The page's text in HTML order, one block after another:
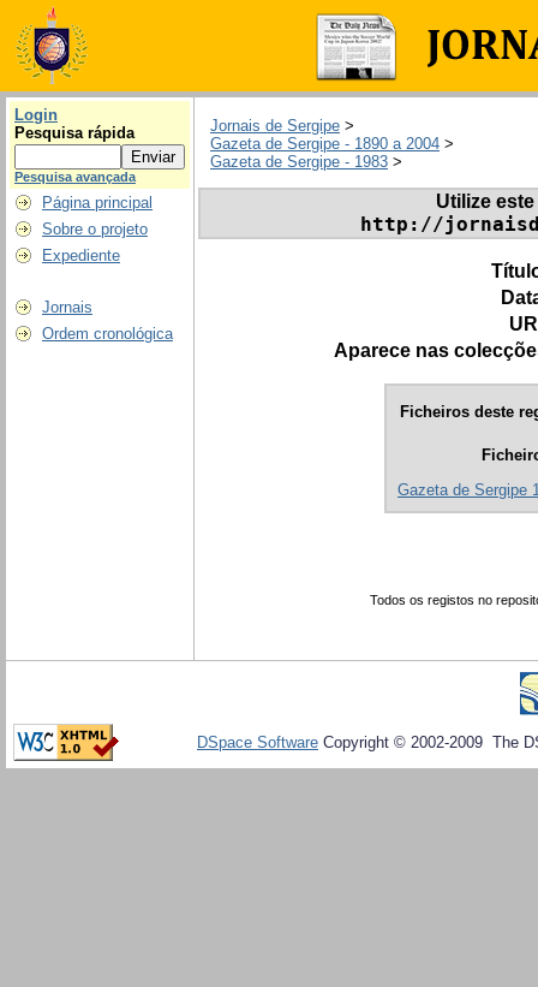
Login
Pesquisa rápida
Pesquisa avançada
Página principal
Sobre o projeto
Expediente
Jornais
Ordem cronológica
Jornais de Sergipe >
Gazeta de Sergipe - 1890 a 2004 >
Gazeta de Sergipe - 1983 >
Utilize
http://
Aparece nas
Ficheiros deste
Gazeta de Sergipe
Todos os registos no
DSpace Software Copyright © 2002-2009 The